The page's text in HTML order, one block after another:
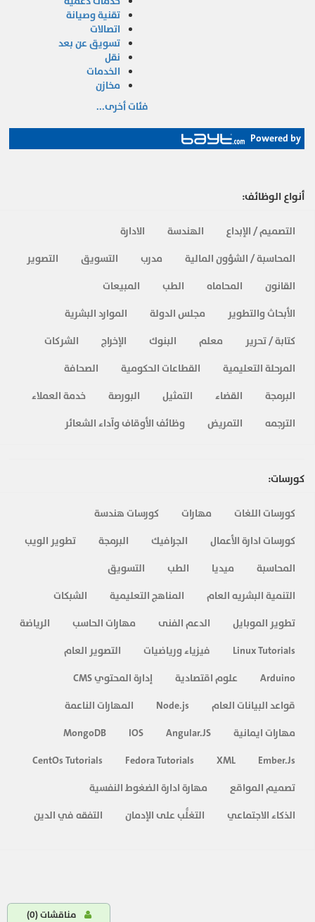
مناقشات (0
)
تقنية وصيانة
اتصالات
تسويق عن بعد
نقل
الخدمات
مخازن
فئات أخرى...
Powered by
أنواع الوظائف:
التصميم / الإبداع الهندسة
الادارة
المحاسبة / الشؤون المالية
مدرب التسويق
التصوير
القانون
المحاماه الطب
المبيعات
الأبحاث والتطوير
مجلس الدولة
الموارد البشرية
كتابة / تحرير
معلم البنوك الإخراج
الشركات
المرحلة التعليمية
القطاعات الحكومية
الصحافة
البرمجة
القضاء التمثيل البورصة
خدمة العملاء
الترجمه
التمريض وظائف الأوقاف وآداء الشعائر
كورسات:
كورسات اللغات مهارات
كورسات هندسة
كورسات ادارة الأعمال
الجرافيك البرمجة
تطوير الويب
المحاسبة
ميديا الطب
التسويق
التنمية البشريه العام
المناهج التعليمية
الشبكات
تطوير الموبايل
الدعم الفنى مهارات الحاسب
الرياضة
Linux Tutorials
فيزياء ورياضيات
التصوير العام
Arduino
علوم اقتصادية
إدارة المحتوي CMS
قواعد البيانات العام
Node.js
المهارات الناعمة
مهارات ايمانية
Angular.JS
IOS
MongoDB
Ember.Js
XML
Fedora Tutorials
CentOs Tutorials
تصميم المواقع
مهارة ادارة الضغوط النفسية
الذكاء الاجتماعي
التغلُّب على الإدمان التفقه في الدين